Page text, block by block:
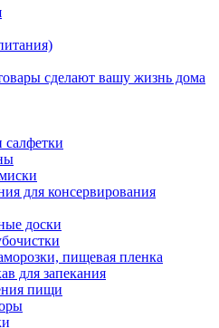
сделают вашу жизнь дома
для консервирования
доски
пищевая пленка
для запекания
пищи